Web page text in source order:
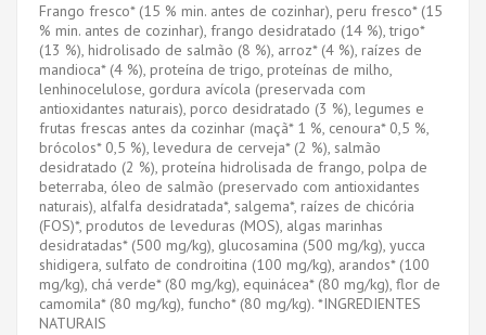
Frango fresco* (15 % min. antes de cozinhar), peru fresco* (15
% min. antes de cozinhar), frango desidratado (14 %), trigo*
(13 %), hidrolisado de salmão (8 %), arroz* (4 %), raízes de
mandioca* (4 %), proteína de trigo, proteínas de milho,
lenhinocelulose, gordura avícola (preservada com
antioxidantes naturais), porco desidratado (3 %), legumes e
frutas frescas antes da cozinhar (maçã* 1 %, cenoura* 0,5 %,
brócolos* 0,5 %), levedura de cerveja* (2 %), salmão
desidratado (2 %), proteína hidrolisada de frango, polpa de
beterraba, óleo de salmão (preservado com antioxidantes
naturais), alfalfa desidratada*, salgema*, raízes de chicória
(FOS)*, produtos de leveduras (MOS), algas marinhas
desidratadas* (500 mg/kg), glucosamina (500 mg/kg), yucca
shidigera, sulfato de condroitina (100 mg/kg), arandos* (100
mg/kg), chá verde* (80 mg/kg), equinácea* (80 mg/kg), flor de
camomila* (80 mg/kg), funcho* (80 mg/kg). *INGREDIENTES
NATURAIS